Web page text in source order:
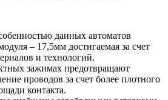
данных автоматов
– 17,5мм достигаемая за счет
и технологий.
зажимах предотвращают
проводов за счет более плотного
контакта.